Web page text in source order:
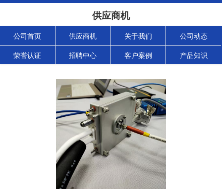
供应商机
公司首页 供应商机 关于我们 公司动态
荣誉认证 招聘中心 客户案例 产品知识